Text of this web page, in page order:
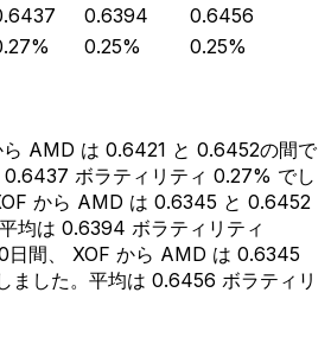
0.6394
0.6456
0.25% 0.25%
AMD は 0.6421 と 0.6452の間で
ボラティリティ 0.27% でし
から AMD は 0.6345 と 0.6452
均は 0.6394 ボラティリティ
日間、 XOF から AMD は 0.6345
ました。平均は 0.6456 ボラティリ